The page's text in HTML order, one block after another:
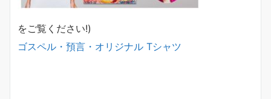
をご覧ください!)
ゴスペル・預言・オリジナル Tシャツ